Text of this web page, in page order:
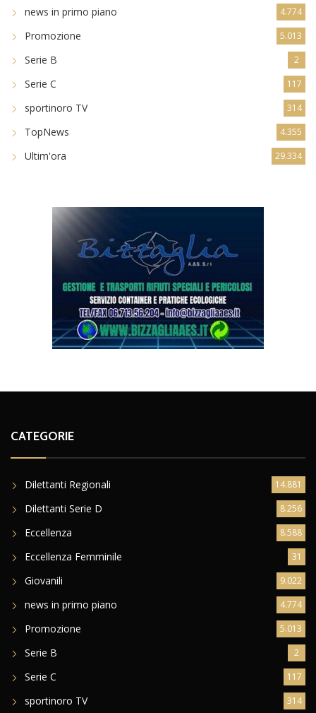
news in primo piano 4.774
Promozione 5.013
Serie B 2
Serie C 117
sportinoro TV 314
TopNews 4.355
Ultim'ora 29.334
CATEGORIE
Dilettanti Regionali 14.881
Dilettanti Serie D 8.256
Eccellenza 8.588
Eccellenza Femminile 31
Giovanili 9.022
news in primo piano 4.774
Promozione 5.013
Serie B 2
Serie C 117
sportinoro TV 314